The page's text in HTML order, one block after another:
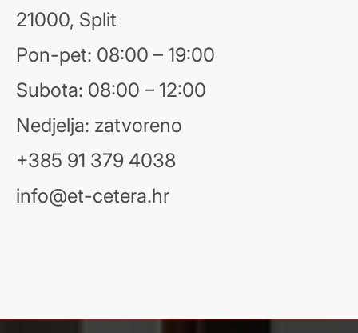
21000, Split
Pon-pet: 08:00 – 19:00
Subota: 08:00 – 12:00
Nedjelja: zatvoreno
+385 91 379 4038
info@et-cetera.hr